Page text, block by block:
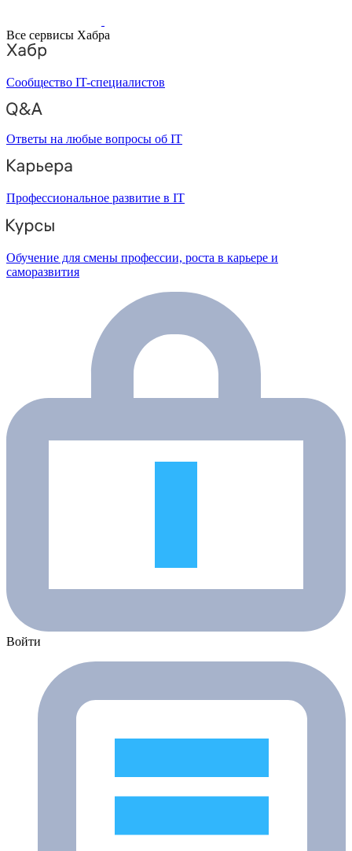
Все сервисы Хабра
Сообщество IT-специалистов
Ответы на любые вопросы об IT
Профессиональное развитие в IT
Обучение для смены профессии, роста в карьере и
саморазвития
Войти